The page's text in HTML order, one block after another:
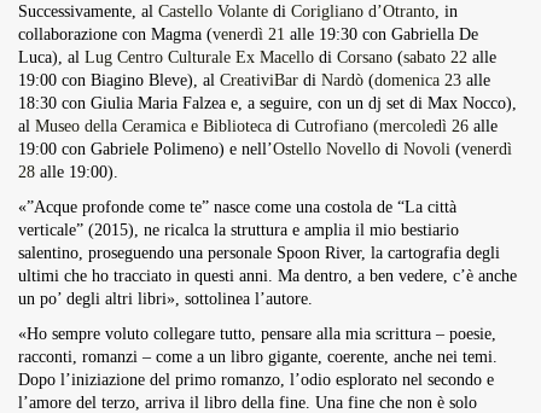
Successivamente, al Castello Volante di Corigliano d’Otranto, in
collaborazione con Magma (venerdì 21 alle 19:30 con Gabriella De
Luca), al Lug Centro Culturale Ex Macello di Corsano (sabato 22 alle
19:00 con Biagino Bleve), al CreativiBar di Nardò (domenica 23 alle
18:30 con Giulia Maria Falzea e, a seguire, con un dj set di Max Nocco),
al Museo della Ceramica e Biblioteca di Cutrofiano (mercoledì 26 alle
19:00 con Gabriele Polimeno) e nell’Ostello Novello di Novoli (venerdì
28 alle 19:00).
«”Acque profonde come te” nasce come una costola de “La città
verticale” (2015), ne ricalca la struttura e amplia il mio bestiario
salentino, proseguendo una personale Spoon River, la cartografia degli
ultimi che ho tracciato in questi anni. Ma dentro, a ben vedere, c’è anche
un po’ degli altri libri», sottolinea l’autore.
«Ho sempre voluto collegare tutto, pensare alla mia scrittura – poesie,
racconti, romanzi – come a un libro gigante, coerente, anche nei temi.
Dopo l’iniziazione del primo romanzo, l’odio esplorato nel secondo e
l’amore del terzo, arriva il libro della fine. Una fine che non è solo